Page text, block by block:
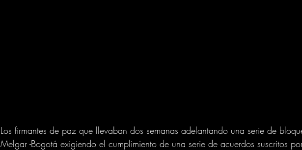
Los firmantes de paz que llevaban dos semanas adelantando una serie de
Melgar -Bogotá exigiendo el cumplimiento de una serie de acuerdos suscritos